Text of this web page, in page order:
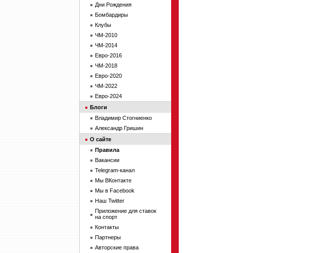
Дни Рождения
Бомбардиры
Клубы
ЧМ-2010
ЧМ-2014
Евро-2016
ЧМ-2018
Евро-2020
ЧМ-2022
Евро-2024
Блоги
Владимир Стогниенко
Александр Гришин
О сайте
Правила
Вакансии
Telegram-канал
Мы ВКонтакте
Мы в Facebook
Наш Twitter
Приложение для ставок
на спорт
Контакты
Партнеры
Авторские права